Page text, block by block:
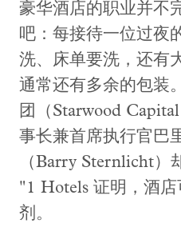
豪华酒店的职业并不
吧：每接待一位过夜
洗、床单要洗，还有
通常还有多余的包装
团（Starwood
事长兼首席执行官巴
（Barry Sternlicht）
"1 Hotels 证明，酒
剂。